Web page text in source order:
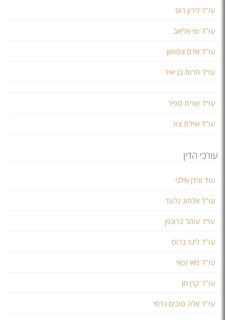
עו"ד לירון רוט
עו"ד שי אליאב
עו"ד אדם צסוואן
עו״ד חרות בן יאיר
עו״ד שרית ספיר
עו"ד איילת צור
עורכי הדין
​עוד עידן אילני
עו"ד אלמוג גלעד
עו״ד עומר ברונפן
עו"ד לינוי ברוס
עו"ד מאי זכאי
עו"ד קרן חן
עו"ד אלה טובים גדסי